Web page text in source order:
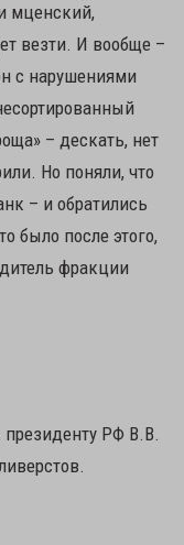
мценский,
везти. И вообще –
с нарушениями
– дескать, нет
Но поняли, что
– и обратились
было после этого,
фракции
президенту РФ В.В.